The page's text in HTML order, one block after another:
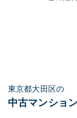
東京都大田区の
中古マンショ